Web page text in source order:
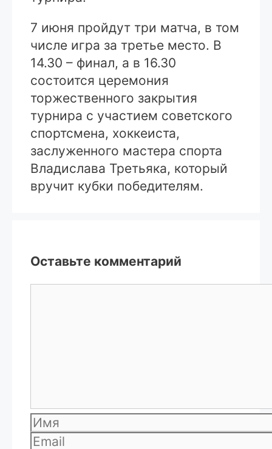
7 июня пройдут три матча, в том
числе игра за третье место. В
14.30 – финал, а в 16.30
состоится церемония
торжественного закрытия
турнира с участием советского
спортсмена, хоккеиста,
заслуженного мастера спорта
Владислава Третьяка, который
вручит кубки победителям.
Оставьте комментарий
Имя
Email